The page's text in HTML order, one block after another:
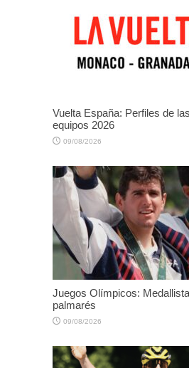
Vuelta España: Perfiles de
equipos 2026
09/08/2026
Juegos Olímpicos:
palmarés
09/08/2026